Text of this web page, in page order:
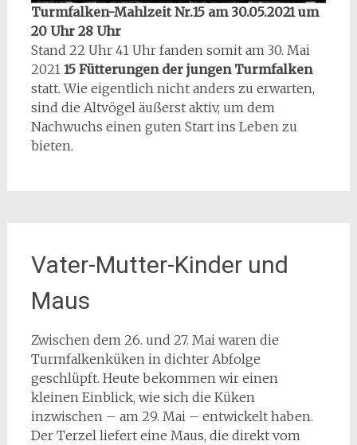
Turmfalken-Mahlzeit Nr.15 am 30.05.2021 um
20 Uhr 28 Uhr
Stand 22 Uhr 41 Uhr fanden somit am 30. Mai
2021 15 Fütterungen der jungen Turmfalken
statt. Wie eigentlich nicht anders zu erwarten,
sind die Altvögel äußerst aktiv, um dem
Nachwuchs einen guten Start ins Leben zu
bieten.
Vater-Mutter-Kinder und
Maus
Zwischen dem 26. und 27. Mai waren die
Turmfalkenküken in dichter Abfolge
geschlüpft. Heute bekommen wir einen
kleinen Einblick, wie sich die Küken
inzwischen – am 29. Mai – entwickelt haben.
Der Terzel liefert eine Maus, die direkt vom